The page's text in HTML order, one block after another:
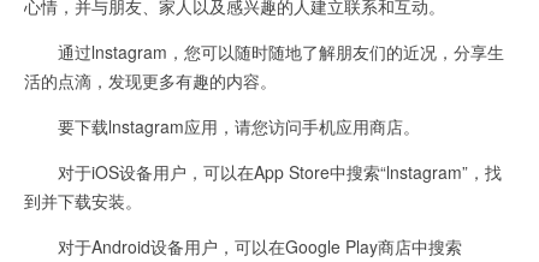
心情，并与朋友、家人以及感兴趣的人建立联系和互动。
通过lnstagram，您可以随时随地了解朋友们的近况，分享生
活的点滴，发现更多有趣的内容。
要下载lnstagram应用，请您访问手机应用商店。
对于iOS设备用户，可以在App Store中搜索“lnstagram”，找
到并下载安装。
对于Android设备用户，可以在Google Play商店中搜索